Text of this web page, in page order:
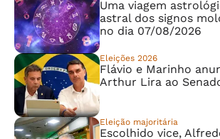
Uma viagem
astral dos signos
no dia 07/08/2026
Eleições 2026
Flávio e Marinho
Arthur Lira ao
Eleição majoritária
Escolhido vice,